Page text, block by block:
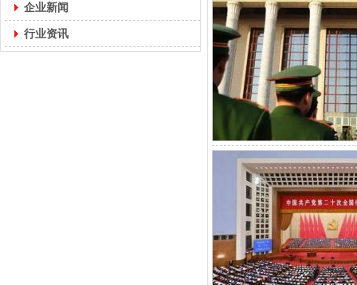
企业新闻
行业资讯